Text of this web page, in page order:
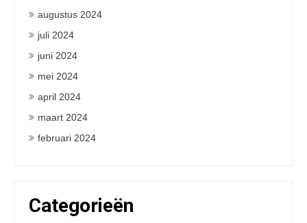
augustus 2024
juli 2024
juni 2024
mei 2024
april 2024
maart 2024
februari 2024
Categorieën